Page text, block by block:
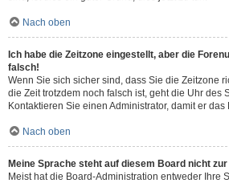
Nach oben
Ich habe die Zeitzone eingestellt, aber die
falsch!
Wenn Sie sich sicher sind, dass Sie die Zeitzone
die Zeit trotzdem noch falsch ist, geht die Uhr des
Kontaktieren Sie einen Administrator, damit er
Nach oben
Meine Sprache steht auf diesem Board nicht
Meist hat die Board-Administration entweder Ihre